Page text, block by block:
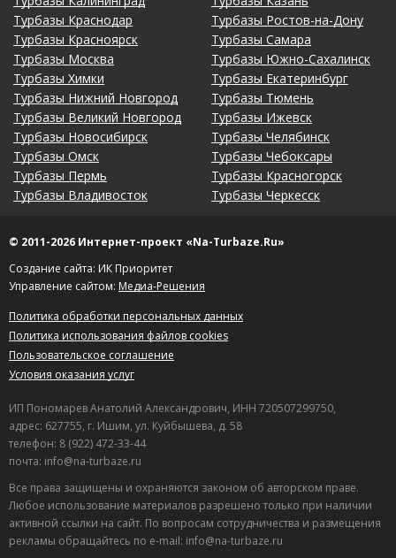
Турбазы Краснодар
Турбазы Красноярск
Турбазы Москва
Турбазы Химки
Турбазы Нижний Новгород
Турбазы Великий Новгород
Турбазы Новосибирск
Турбазы Омск
Турбазы Пермь
Турбазы Владивосток
Турбазы Ростов-на-Дону
Турбазы Самара
Турбазы Южно-Сахалинск
Турбазы Екатеринбург
Турбазы Тюмень
Турбазы Ижевск
Турбазы Челябинск
Турбазы Чебоксары
Турбазы Красногорск
Турбазы Черкесск
© 2011-2026 Интернет-проект «Na-Turbaze.Ru»
Создание сайта: ИК Приоритет
Управление сайтом: Медиа-Решения
Политика обработки персональных данных
Политика использования файлов cookies
Пользовательское соглашение
Условия оказания услуг
ИП Пономарев Анатолий Александрович, ИНН 720507299750,
адрес: 627755, г. Ишим, ул. Куйбышева, д. 58
телефон: 8 (922) 472-33-44
почта: info@na-turbaze.ru
Все права защищены и охраняются законом об авторском праве.
Любое использование материалов разрешено только при наличии
активной ссылки на сайт. По вопросам сотрудничества и размещения
рекламы обращайтесь по e-mail: info@na-turbaze.ru